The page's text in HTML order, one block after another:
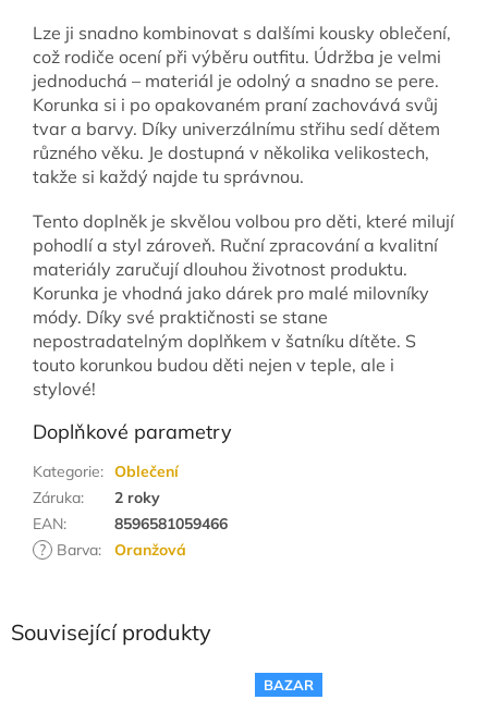
Související produkty
BAZAR
Lze ji snadno kombinovat s dalšími kousky oblečení,
což rodiče ocení při výběru outfitu. Údržba je velmi
jednoduchá – materiál je odolný a snadno se pere.
Korunka si i po opakovaném praní zachovává svůj
tvar a barvy. Díky univerzálnímu střihu sedí dětem
různého věku. Je dostupná v několika velikostech,
takže si každý najde tu správnou.
Tento doplněk je skvělou volbou pro děti, které milují
pohodlí a styl zároveň. Ruční zpracování a kvalitní
materiály zaručují dlouhou životnost produktu.
Korunka je vhodná jako dárek pro malé milovníky
módy. Díky své praktičnosti se stane
nepostradatelným doplňkem v šatníku dítěte. S
touto korunkou budou děti nejen v teple, ale i
stylové!
Doplňkové parametry
Kategorie: Oblečení
Záruka:
2 roky
EAN:
8596581059466
?
Barva: Oranžová